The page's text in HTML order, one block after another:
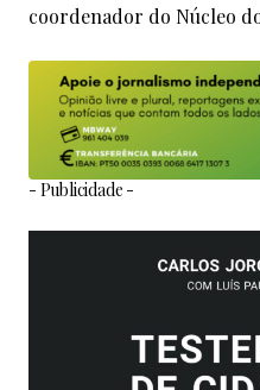
coordenador do Núcleo
- Publicidade -